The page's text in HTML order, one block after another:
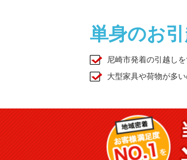
単身のお
尼崎市発着の引越しを
大型家具や荷物が多